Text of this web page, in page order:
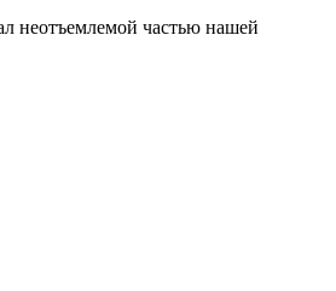
неотъемлемой частью нашей